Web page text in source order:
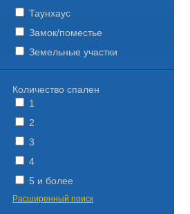
Таунхаус
Замок/поместье
Земельные участки
Количество спален
1
2
3
4
5 и более
Расширенный поиск